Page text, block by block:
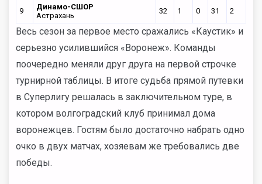
9
Динамо-СШОР
Астрахань
32 1 0 31 2
Весь сезон за первое место сражались «Каустик» и
серьезно усилившийся «Воронеж». Команды
поочередно меняли друг друга на первой строчке
турнирной таблицы. В итоге судьба прямой путевки
в Суперлигу решалась в заключительном туре, в
котором волгоградский клуб принимал дома
воронежцев. Гостям было достаточно набрать одно
очко в двух матчах, хозяевам же требовались две
победы.